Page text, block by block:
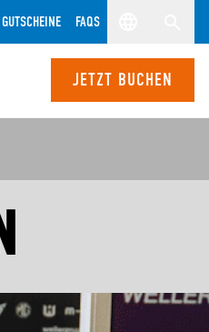
GUTSCHEINE FAQS
JETZT BUCHEN